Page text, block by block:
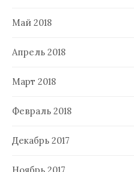
Май 2018
Апрель 2018
Март 2018
Февраль 2018
Декабрь 2017